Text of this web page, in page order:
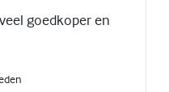
goedkoper en